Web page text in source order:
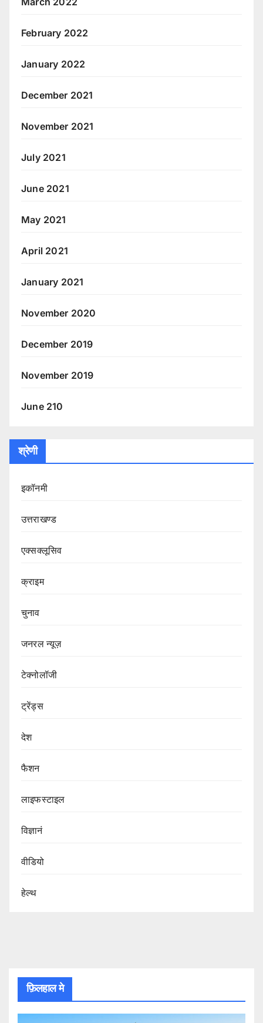
February 2022
January 2022
December 2021
November 2021
July 2021
June 2021
May 2021
April 2021
January 2021
November 2020
December 2019
November 2019
June 210
श्रेणी
इकॉनमी
उत्तराखण्ड
एक्सक्लूसिव
क्राइम
चुनाव
जनरल न्यूज़
टेक्नोलॉजी
ट्रेंड्स
देश
फैशन
लाइफस्टाइल
विज्ञानं
वीडियो
हेल्थ
फ़िलहाल मे